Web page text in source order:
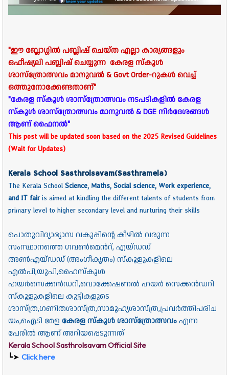
"ഈ ബ്ലോഗ്ഗിൽ പബ്ലിഷ് ചെയ്ത എല്ലാ കാര്യങ്ങളും
ഒഫീഷ്യലി പബ്ലിഷ് ചെയ്യുന്ന കേരള സ്കൂൾ
ശാസ്ത്രോത്സവംമാനുവൽ & Govt Order-റുകൾ വെച്ച്
ഒത്തുനോക്കേണ്ടതാണ്"
"കേരള സ്കൂൾ ശാസ്ത്രോത്സവം നടപടികളിൽ കേരള
സ്കൂൾ ശാസ്ത്രോത്സവം മാനുവൽ & DGE നിർദേശങ്ങൾ
ആണ് ഫൈനൽ"
This post will be updated soon based on the 2025 Revised Guidelines
(Wait for Updates)
Kerala School Sasthrolsavam(Sasthramela)
The Kerala School Science, Maths, Social science, Work experience,
and IT fairis aimed at kindling the different talents of students from
primary level to higher secondary level and nurturing their skills
പൊതുവിദ്യാഭ്യാസ വകുപ്പിന്റെ കീഴിൽ വരുന്ന
സംസ്ഥാനത്തെ ഗവൺമെൻറ്, എയ്ഡഡ്
അൺഎയ്ഡഡ്(അംഗീകൃതം) സ്കൂളുകളിലെ
എൽപി,യുപി,ഹൈസ്കൂൾ
ഹയർസെക്കൻഡറി,വൊക്കേഷണൽ ഹയർ സെക്കൻഡറി
സ്കൂളുകളിലെ കുട്ടികളുടെ
ശാസ്ത്ര,ഗണിതശാസ്ത്ര,സാമൂഹ്യശാസ്ത്ര,പ്രവർത്തിപരിച
യം,ഐടി മേള കേരള സ്കൂൾ ശാസ്ത്രോത്സവംഎന്ന
പേരിൽ ആണ് അറിയപ്പെടുന്നത്
Kerala School Sasthrolsavam Official Site
┗➤ Click here